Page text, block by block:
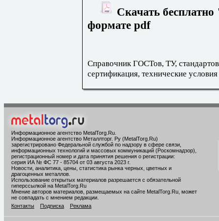
Скачать
формате pdf
Справочник ГОСТов, ТУ,
сертификация, технические условия
Информационное агентство MetalTorg.Ru
Информационное агентство Металлторг. Ру (MetalTorg.Ru)
зарегистрировано Федеральной службой по надзору в сфере связи,
информационных технологий и массовых коммуникаций (Роскомнадзор),
регистрационный номер и дата принятия решения о регистрации:
серия ИА № ФС 77 - 85704 от 03 августа 2023 г.
Новости, аналитика, цены, статистика рынка черных, цветных и
драгоценных металлов.
Использование открытых материалов разрешается с обязательной
гиперссылкой на MetalTorg.Ru
Мнение авторов материалов, размещаемых на сайте MetalTorg.Ru, может
не совпадать с мнением редакции.
Контакты
Подписка Реклама